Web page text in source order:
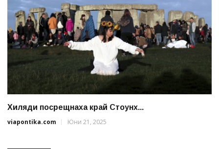
Хиляди посрещнаха край Стоунх...
viapontika.com
Юни 21, 2025